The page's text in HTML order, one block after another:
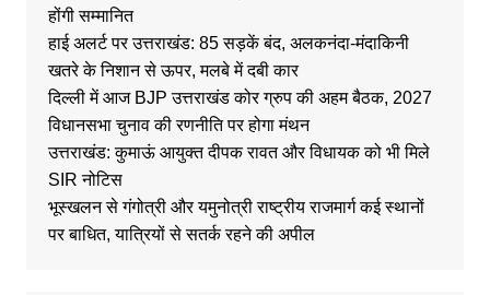
होंगी सम्मानित
हाई अलर्ट पर उत्तराखंड: 85 सड़कें बंद, अलकनंदा-मंदाकिनी
खतरे के निशान से ऊपर, मलबे में दबी कार
दिल्ली में आज BJP उत्तराखंड कोर ग्रुप की अहम बैठक, 2027
विधानसभा चुनाव की रणनीति पर होगा मंथन
उत्तराखंड: कुमाऊं आयुक्त दीपक रावत और विधायक को भी मिले
SIR नोटिस
भूस्खलन से गंगोत्री और यमुनोत्री राष्ट्रीय राजमार्ग कई स्थानों
पर बाधित, यात्रियों से सतर्क रहने की अपील